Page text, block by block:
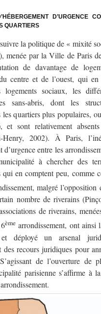
D’URGENCE
QUARTIERS
la politique de « mixité
menée par la Ville de Paris
de davantage de
centre et de l’ouest, qui en
sociaux, les
sans-abris, dont les
les quartiers plus populaires,
sont relativement
Henry, 2002). À Paris,
entre les
à chercher des
qui en comptent peu, comme
malgré l’opposition
nombre de riverains
de riverains,
ème arrondissement, ont ainsi
déployé un arsenal
recours juridiques pour
de l’ouverture de
parisienne s’affirme à